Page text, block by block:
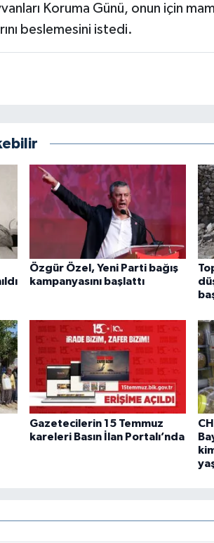
Koruma Günü, onun için
beslemesini istedi.
Özgür Özel, Yeni Parti bağış
kampanyasını başlattı
Gazetecilerin 15 Temmuz
kareleri Basın İlan Portalı’nda